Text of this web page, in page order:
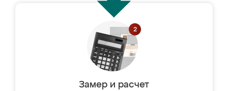
Замер и расчет